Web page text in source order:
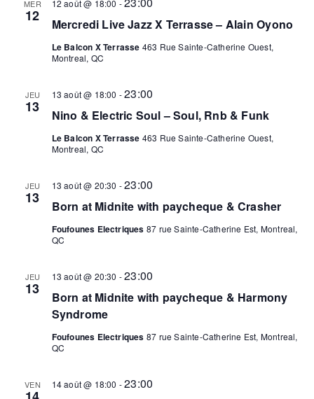
MER
12 Mercredi Live Jazz X Terrasse – Alain Oyono
12 août @ 18:00 -
Le Balcon X Terrasse 463 Rue Sainte-Catherine Ouest,
Montreal, QC
JEU
13 Nino & Electric Soul – Soul, Rnb & Funk
13 août @ 18:00 -23:00
Le Balcon X Terrasse 463 Rue Sainte-Catherine Ouest,
Montreal, QC
JEU
13 Born at Midnite with paycheque & Crasher
13 août @ 20:30 -23:00
Foufounes Electriques 87 rue Sainte-Catherine Est, Montreal,
QC
JEU
13
Born at Midnite with paycheque & Harmony
Syndrome
13 août @ 20:30 -23:00
Foufounes Electriques 87 rue Sainte-Catherine Est, Montreal,
QC
VEN 14 août @ 18:00 -23:00